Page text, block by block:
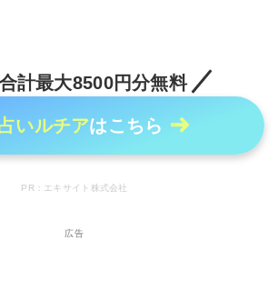
計最大8500円分無料
いルチアはこちら
PR：エキサイト株式会社
広告